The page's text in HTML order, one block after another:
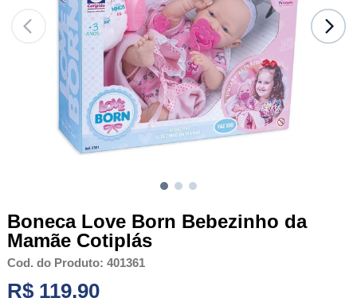
Boneca Love Born Bebezinho da
Mamãe Cotiplás
Cod. do Produto: 401361
R$ 119,90